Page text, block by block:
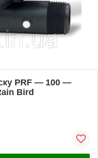
PRF — 100 —
Bird